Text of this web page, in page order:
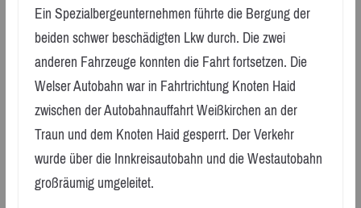
Ein Spezialbergeunternehmen führte die Bergung der
beiden schwer beschädigten Lkw durch. Die zwei
anderen Fahrzeuge konnten die Fahrt fortsetzen. Die
Welser Autobahn war in Fahrtrichtung Knoten Haid
zwischen der Autobahnauffahrt Weißkirchen an der
Traun und dem Knoten Haid gesperrt. Der Verkehr
wurde über die Innkreisautobahn und die Westautobahn
großräumig umgeleitet.